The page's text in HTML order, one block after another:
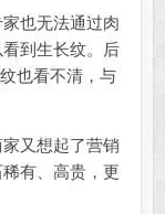
也无法通过肉
到生长纹。后
也看不清，与
又想起了营销
有、高贵，更